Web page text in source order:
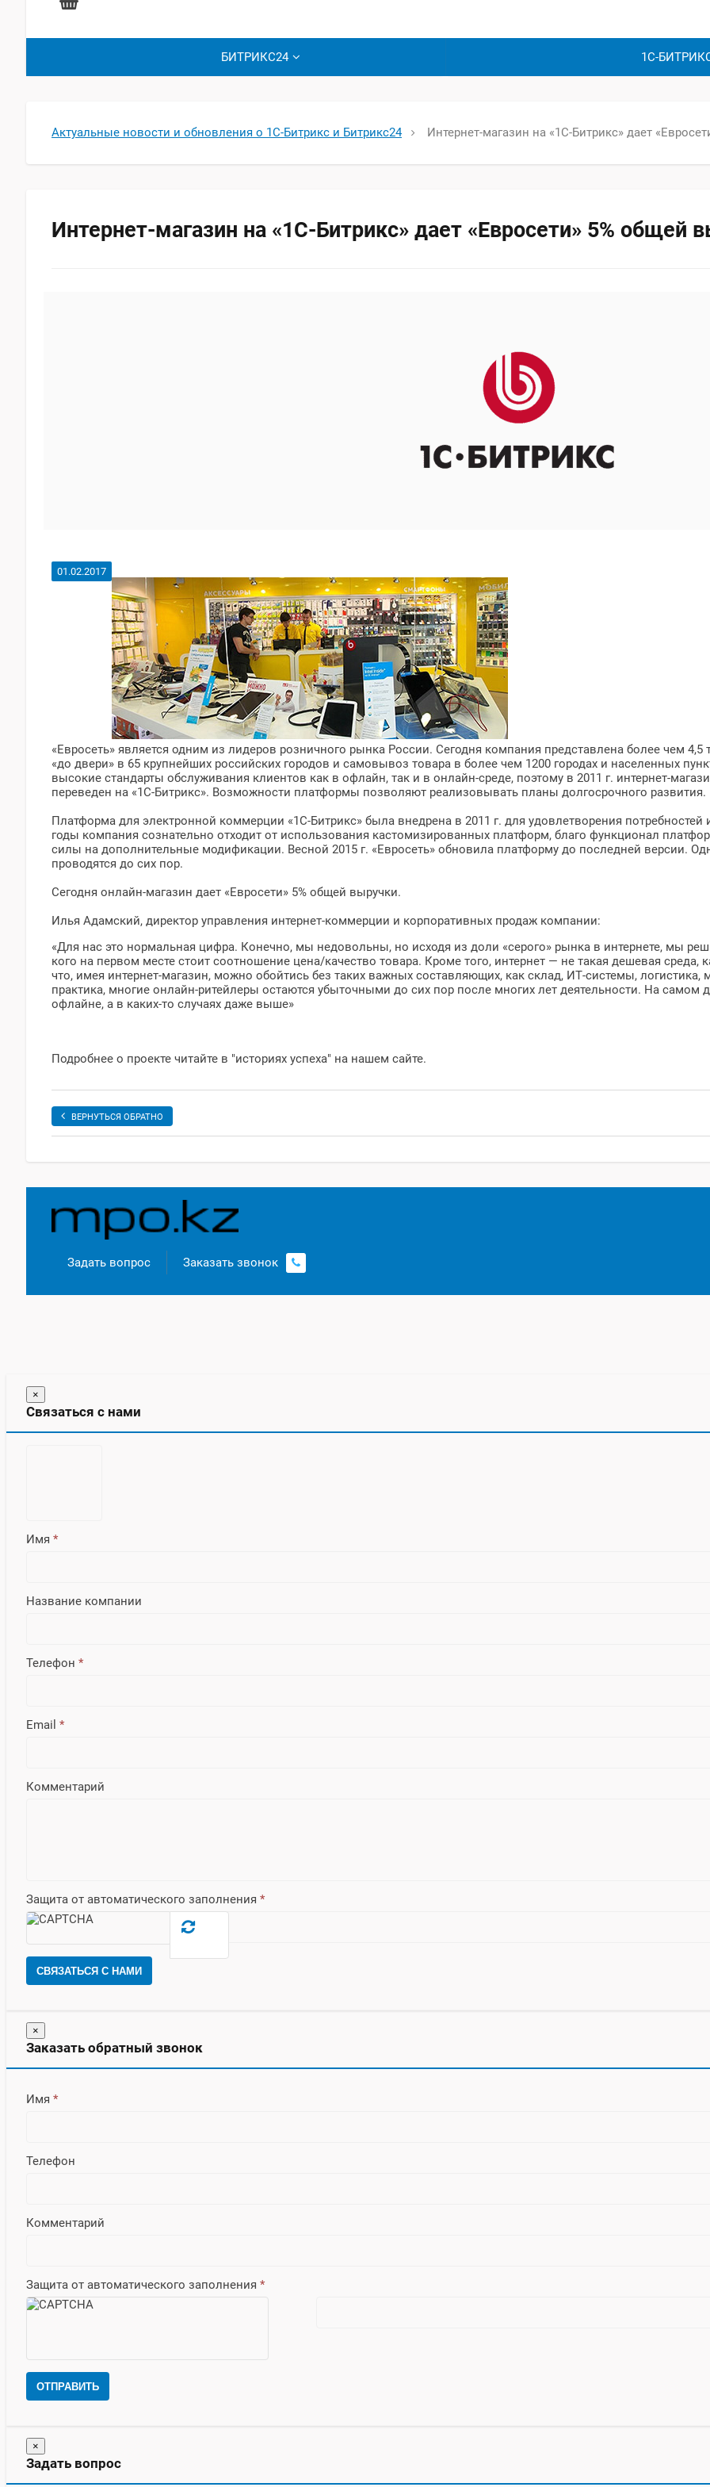
БИТРИКС24 1С-
Актуальные новости и обновления о 1С-Битрикс и Битрикс24 Интернет-магазин на «1С-Битрикс» дает
Интернет-магазин на «1С-Битрикс» дает «Евросети» 5% общей
01.02.2017
«Евросеть» является одним из лидеров розничного рынка России. Сегодня компания представлена более чем 4,5
«до двери» в 65 крупнейших российских городов и самовывоз товара в более чем 1200 городах и населенных
высокие стандарты обслуживания клиентов как в офлайн, так и в онлайн-среде, поэтому в 2011 г. интернет-
переведен на «1С-Битрикс». Возможности платформы позволяют реализовывать планы долгосрочного развития.
Платформа для электронной коммерции «1С-Битрикс» была внедрена в 2011 г. для удовлетворения потребностей
годы компания сознательно отходит от использования кастомизированных платформ, благо функционал
силы на дополнительные модификации. Весной 2015 г. «Евросеть» обновила платформу до последней версии.
проводятся до сих пор.
Сегодня онлайн-магазин дает «Евросети» 5% общей выручки.
Илья Адамский, директор управления интернет-коммерции и корпоративных продаж компании:
«Для нас это нормальная цифра. Конечно, мы недовольны, но исходя из доли «серого» рынка в интернете, мы
кого на первом месте стоит соотношение цена/качество товара. Кроме того, интернет — не такая дешевая среда,
что, имея интернет-магазин, можно обойтись без таких важных составляющих, как склад, ИТ-системы, логистика,
практика, многие онлайн-ритейлеры остаются убыточными до сих пор после многих лет деятельности. На самом
офлайне, а в каких-то случаях даже выше»
Подробнее о проекте читайте в "историях успеха" на нашем сайте.
ВЕРНУТЬСЯ ОБРАТНО
Задать вопрос Заказать звонок
×
Связаться с нами
Имя *
Название компании
Телефон *
Email *
Комментарий
Защита от автоматического заполнения *
СВЯЗАТЬСЯ С НАМИ
×
Заказать обратный звонок
Имя *
Телефон
Комментарий
Защита от автоматического заполнения *
ОТПРАВИТЬ
×
Задать вопрос